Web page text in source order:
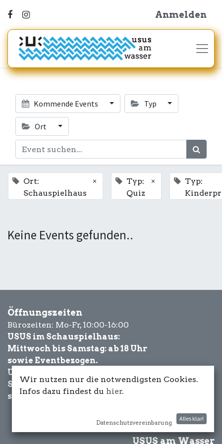
Anmelden
Kommende Events Typ
Ort
Ort:
Schauspielhaus
×
Typ:
Quiz
×
Typ:
Keine Events gefunden..
Öffnungszeiten
Bürozeiten: Mo-Fr, 10:00-16:00
USUS im Schauspielhaus:
Mittwoch bis Samstag: ab 18 Uhr
sowie Eventbezogen.
USUS am Wasser:
Schönwetter-
sowie Eventbezogen.
USUS am Wasser
Wir nutzen nur die notwendigsten Cookies.
Infos dazu findest du hier.
Datenschutzvereinbarung
Alles klar!